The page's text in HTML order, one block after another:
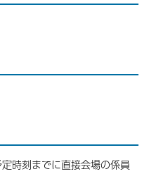
時刻までに直接会場の係員